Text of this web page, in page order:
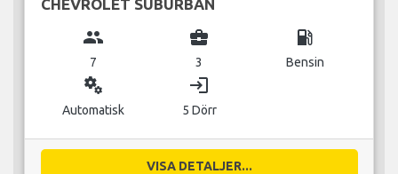
CHEVROLET SUBURBAN
group
7
business_center
3
local_gas_station
Bensin
miscellaneous_services
Automatisk
login
5 Dörr
VISA DETALJER...